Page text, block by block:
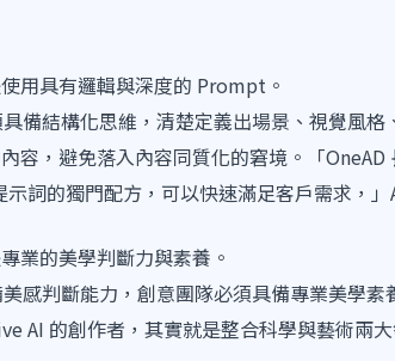
用具有邏輯與深度的 Prompt。
備結構化思維，清楚定義出場景、視覺風
容，避免落入內容同質化的窘境。「
示詞的獨門配方，可以快速滿足客戶需求，」
業的美學判斷力與素養。
感判斷能力，創意團隊必須具備專業美學
AI 的創作者，其實就是整合科學與藝術兩